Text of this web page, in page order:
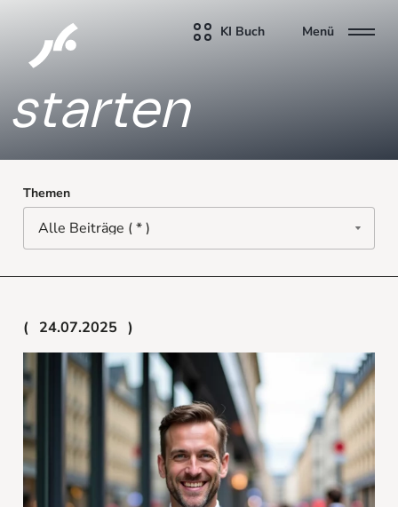
KI Buch Menü
starten
Themen
24.07.2025